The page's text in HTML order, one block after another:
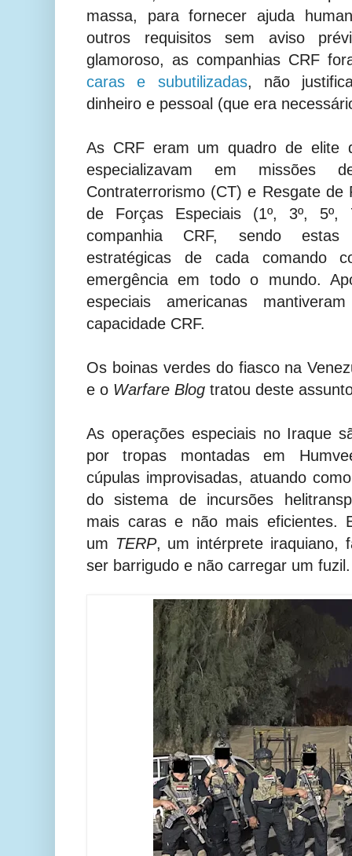
massa, para fornecer ajuda
outros requisitos sem aviso
glamoroso, as companhias CRF
caras e subutilizadas, não
dinheiro e pessoal (que era
As CRF eram um quadro de elite
especializavam em missões
Contraterrorismo (CT) e Resgate de
de Forças Especiais (1º, 3º,
companhia CRF, sendo estas
estratégicas de cada comando
emergência em todo o mundo.
especiais americanas
capacidade CRF.
Os boinas verdes do fiasco na
e o Warfare Blog tratou deste
As operações especiais no Iraque
por tropas montadas em
cúpulas improvisadas, atuando
do sistema de incursões
mais caras e não mais eficientes.
um TERP, um intérprete iraquiano,
ser barrigudo e não carregar um fuzil.